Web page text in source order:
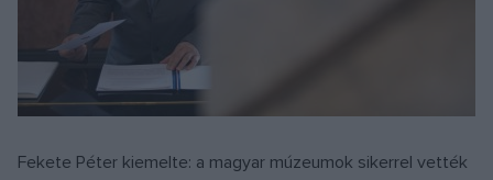
Fekete Péter kiemelte: a magyar múzeumok sikerrel vették